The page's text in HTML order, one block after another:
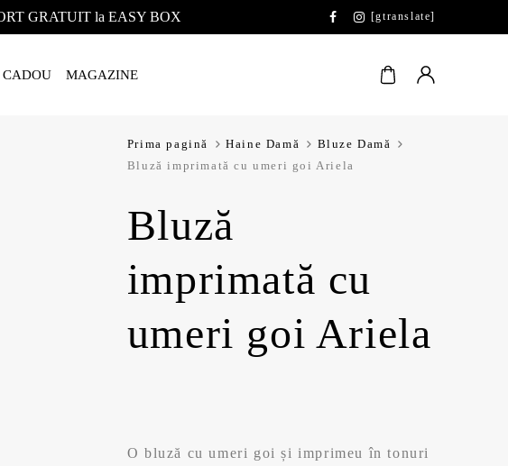
GRATUIT la EASY BOX [gtranslate]
MAGAZINE
Prima pagină Haine Damă
Bluze Damă
Bluză imprimată cu umeri goi Ariela
Bluză
imprimată cu
umeri goi Ariela
O bluză cu umeri goi și imprimeu în tonuri